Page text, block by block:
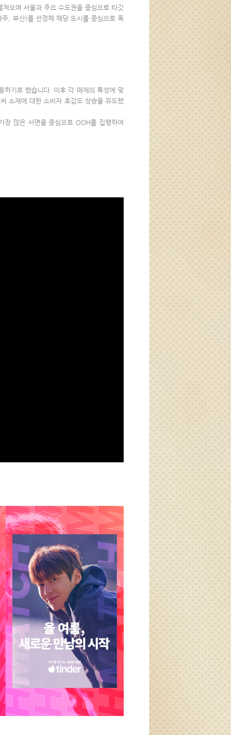
오며 서울과 주요 수도권을 중심으로 타깃
, 부산)를 선정해 해당 도시를 중심으로 폭
하기로 했습니다. 이후 각 매체의 특성에 맞
소재에 대한 소비자 호감도 상승을 유도했
장 많은 서면을 중심으로 OOH를 집행하여